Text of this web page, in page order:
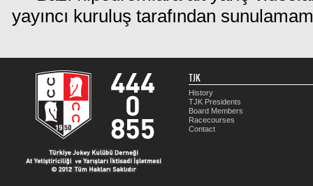
yayıncı kuruluş tarafından
TJK
History
TJK Presidents
Board Members
Racecourses
Contact